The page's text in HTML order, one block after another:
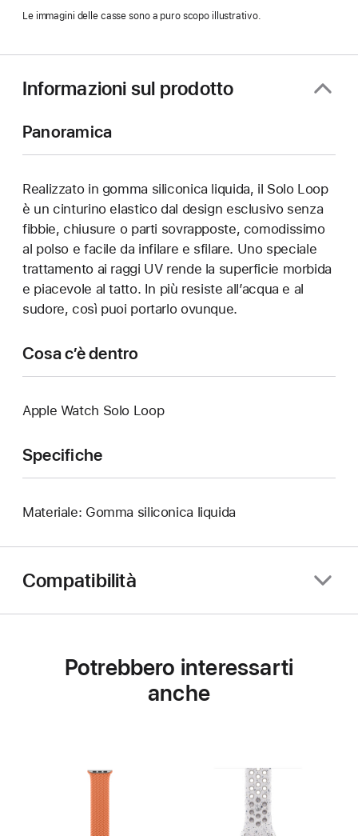
nuova
Le immagini delle casse sono a puro scopo illustrativo.
Informazioni sul prodotto
Panoramica
Realizzato in gomma siliconica liquida, il Solo Loop
è un cinturino elastico dal design esclusivo senza
fibbie, chiusure o parti sovrapposte, comodissimo
al polso e facile da infilare e sfilare. Uno speciale
trattamento ai raggi UV rende la superficie morbida
e piacevole al tatto. In più resiste all’acqua e al
sudore, così puoi portarlo ovunque.
Cosa c’è dentro
Apple Watch Solo Loop
Specifiche
Materiale: Gomma siliconica liquida
Compatibilità
Potrebbero interessarti
anche